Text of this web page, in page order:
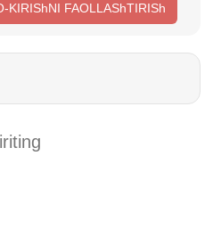
KIRIShNI FAOLLAShTIRISh